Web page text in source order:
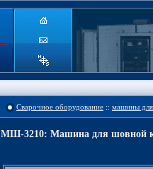
Сварочное оборудование :: машины для
МШ-3210: Машина для шовной